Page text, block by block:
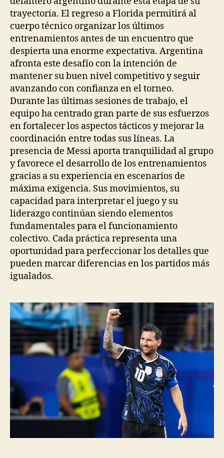
trayectoria. El regreso a Florida permitirá al
cuerpo técnico organizar los últimos
entrenamientos antes de un encuentro que
despierta una enorme expectativa. Argentina
afronta este desafío con la intención de
mantener su buen nivel competitivo y seguir
avanzando con confianza en el torneo.
Durante las últimas sesiones de trabajo, el
equipo ha centrado gran parte de sus esfuerzos
en fortalecer los aspectos tácticos y mejorar la
coordinación entre todas sus líneas. La
presencia de Messi aporta tranquilidad al grupo
y favorece el desarrollo de los entrenamientos
gracias a su experiencia en escenarios de
máxima exigencia. Sus movimientos, su
capacidad para interpretar el juego y su
liderazgo continúan siendo elementos
fundamentales para el funcionamiento
colectivo. Cada práctica representa una
oportunidad para perfeccionar los detalles que
pueden marcar diferencias en los partidos más
igualados.